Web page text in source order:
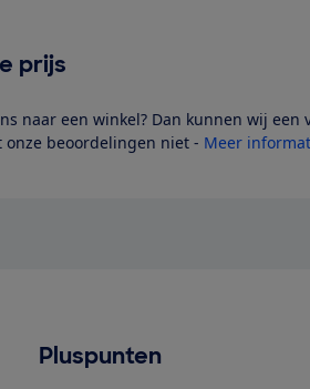
prijs
naar een winkel? Dan kunnen wij
onze beoordelingen niet - Meer
Pluspunten